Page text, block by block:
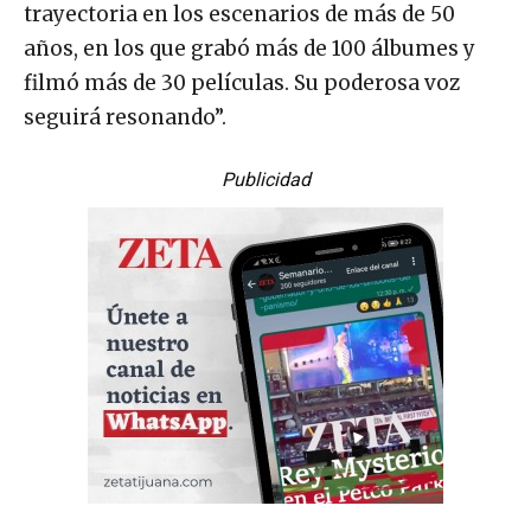
trayectoria en los escenarios de más de 50
años, en los que grabó más de 100 álbumes y
filmó más de 30 películas. Su poderosa voz
seguirá resonando”.
Publicidad